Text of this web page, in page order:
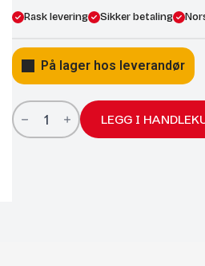
Rask levering Sikker betaling
På lager hos leverandør
Gassfjærer
Arctic
22/10;
LEGG I